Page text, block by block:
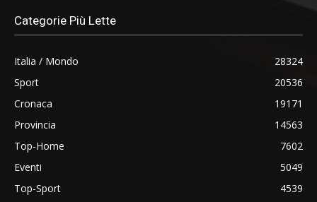
Categorie Più Lette
Italia / Mondo
28324
Sport
20536
Cronaca
19171
Provincia
14563
Top-Home
7602
Eventi
5049
Top-Sport
4539